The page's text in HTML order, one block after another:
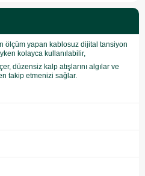
ölçüm yapan kablosuz dijital tansiyon
kolayca kullanılabilir,
düzensiz kalp atışlarını algılar ve
takip etmenizi sağlar.